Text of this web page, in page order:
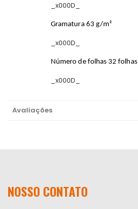
_x000D_
Gramatura 63 g/m²
_x000D_
Número de folhas 32 folhas
_x000D_
Avaliações
NOSSO CONTATO